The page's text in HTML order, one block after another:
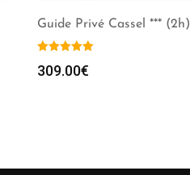
Guide Privé Cassel *** (2h)
309.00€